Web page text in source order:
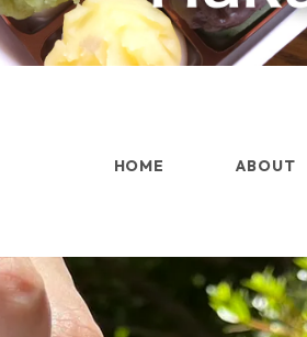
HOME ABOUT